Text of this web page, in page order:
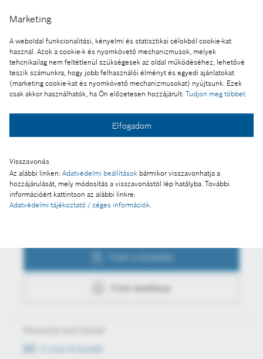
Marketing
A weboldal funkcionalitási, kényelmi és statisztikai célokból cookie-kat
használ. Azok a cookie-k és nyomkövető mechanizmusok, melyek
tehcnikailag nem feltétlenül szükségesek az oldal működéséhez, lehetővé
teszik számunkra, hogy jobb felhasználói élményt és egyedi ajánlatokat
(marketing cookie-kat és nyomkövető mechanizmusokat) nyújtsunk. Ezek
csak akkor használhatók, ha Ön előzetesen hozzájárult: Tudjon meg többet
Elfogadom
Visszavonás
Az alábbi linken: Adatvédelmi beállítások bármikor visszavonhatja a
hozzájárulását, mely módosítás a visszavonástól lép hatályba. További
információért kattintson az alábbi linkre:
Adatvédelmi tájékoztató / céges információk.
számára díjmentesen felhasználható.
Ennek a sajtóközleménynek a része:
Kvantumtechnológia: a Bosch célja, hogy a
szenzorok segítségével vezető pozíciót töltsön be
Fotó a kosárba
Fotó letöltése
Fotó a kosárba
Fotó letöltése
E-mail értesítők